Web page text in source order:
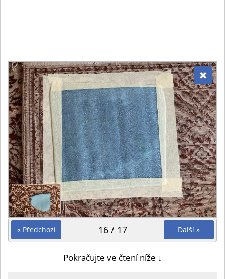
« Předchozí Další »
16 / 17
Pokračujte ve čtení níže ↓